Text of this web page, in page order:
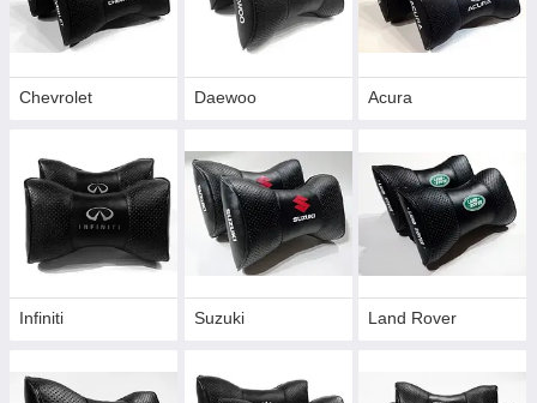
Chevrolet Daewoo Acura
Infiniti Suzuki Land Rover